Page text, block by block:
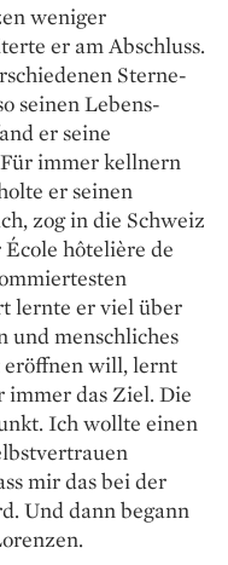
weniger
er am Abschluss.
Sterne­
seinen Lebens­
er seine
immer kellnern
er seinen
zog in die Schweiz
hôtelière de
lernte er viel über
und menschliches
eröffnen will, lernt
immer das Ziel. Die
Ich wollte einen
mir das bei der
Und dann begann